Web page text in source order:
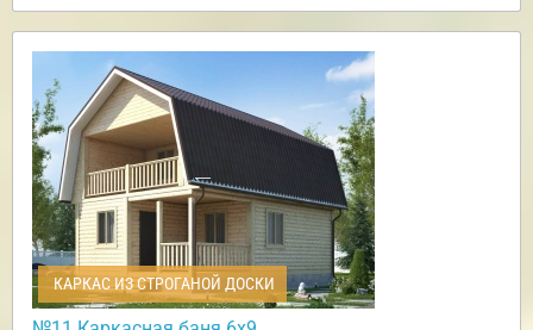
КАРКАС ИЗ СТРОГАНОЙ ДОСКИ